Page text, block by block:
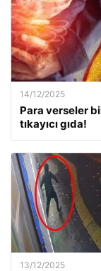
14/12/2025
Para verseler
tıkayıcı gıda!
13/12/2025